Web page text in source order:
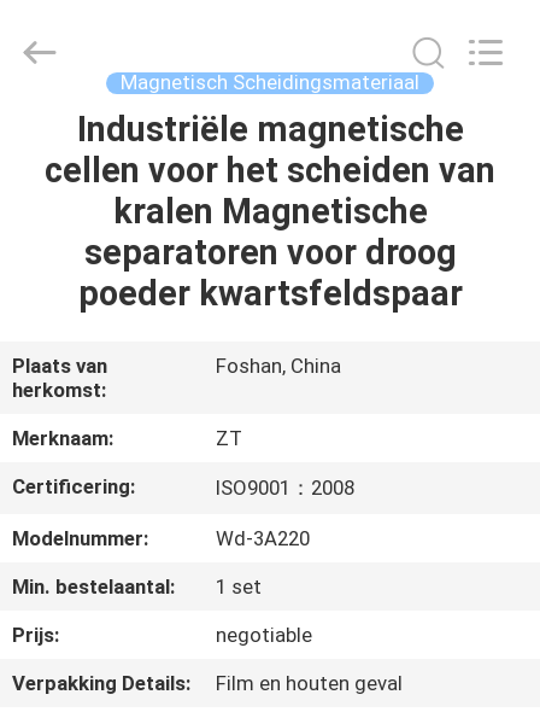
PRODUCTEN
ONGEVEER
FABRIEKSREIS
KWALITEITSCONTROLE
CONTACTEER
ONS
NIEUWS
Ltd..
Magnetisch Scheidingsmateriaal
Industriële magnetische
cellen voor het scheiden van
kralen Magnetische
separatoren voor droog
poeder kwartsfeldspaar
Plaats van
herkomst:
Foshan, China
Merknaam:
ZT
Certificering:
ISO9001：2008
Modelnummer:
Wd-3A220
Min. bestelaantal:
1 set
Prijs:
negotiable
Verpakking Details:
Film en houten geval